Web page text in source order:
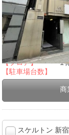
【以前の業態】
そ
【賃料】
【建物面積】
【沿線】
【所在】
東
【フロア】
１
【駐車場台数】
商
スケルトン 新